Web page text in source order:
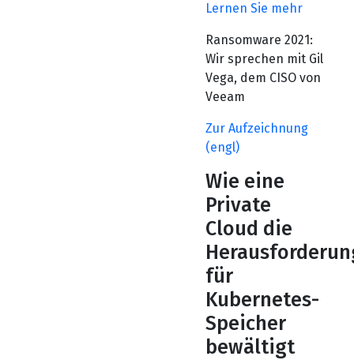
Lernen Sie mehr
Ransomware 2021:
Wir sprechen mit Gil
Vega, dem CISO von
Veeam
Zur Aufzeichnung
(engl)
Wie eine
Private
Cloud die
für
Kubernetes-
Speicher
bewältigt